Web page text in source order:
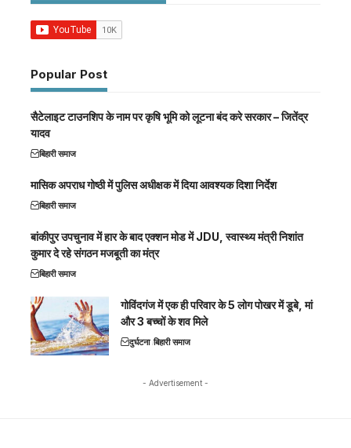
Popular Post
सैटेलाइट टाउनशिप के नाम पर कृषि भूमि को लूटना बंद करे सरकार – जितेंद्र
यादव
बिहारी समाज
मासिक अपराध गोष्ठी में पुलिस अधीक्षक में दिया आवश्यक दिशा निर्देश
बिहारी समाज
बांकीपुर उपचुनाव में हार के बाद एक्शन मोड में JDU, स्वास्थ्य मंत्री निशांत
कुमार दे रहे संगठन मजबूती का मंत्र
बिहारी समाज
गोविंदगंज में एक ही परिवार के 5 लोग पोखर में डूबे, मां
और 3 बच्चों के शव मिले
दुर्घटना बिहारी समाज
- Advertisement -